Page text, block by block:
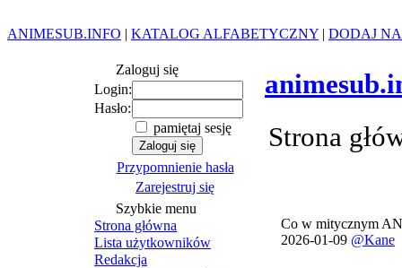
ANIMESUB.INFO | KATALOG ALFABETYCZNY | DODAJ
Zaloguj się
Login:
Hasło:
pamiętaj sesję
Przypomnienie hasła
Zarejestruj się
Szybkie menu
Strona główna
Lista użytkowników
Redakcja
Strona
Co w mitycznym
2026-01-09 @Kane